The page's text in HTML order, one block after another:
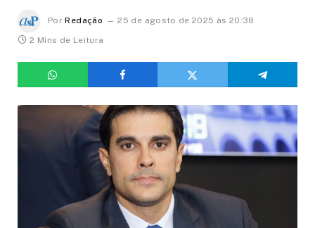
Por Redação
25 de agosto de 2025 às 20:38
2 Mins de Leitura